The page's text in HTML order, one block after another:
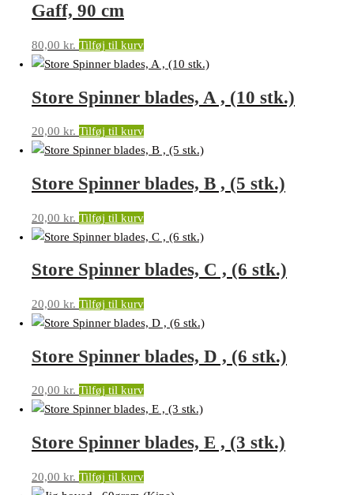
Gaff, 90 cm
80,00 kr. Tilføj til kurv
Store Spinner blades, A , (10 stk.)
20,00 kr. Tilføj til kurv
Store Spinner blades, B , (5 stk.)
20,00 kr. Tilføj til kurv
Store Spinner blades, C , (6 stk.)
20,00 kr. Tilføj til kurv
Store Spinner blades, D , (6 stk.)
20,00 kr. Tilføj til kurv
Store Spinner blades, E , (3 stk.)
20,00 kr. Tilføj til kurv